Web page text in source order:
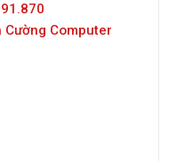
Cường Computer